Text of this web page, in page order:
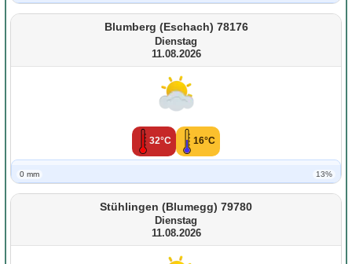
Blumberg (Eschach) 78176
Dienstag
11.08.2026
32°C 16°C
0 mm 13%
Stühlingen (Blumegg) 79780
Dienstag
11.08.2026